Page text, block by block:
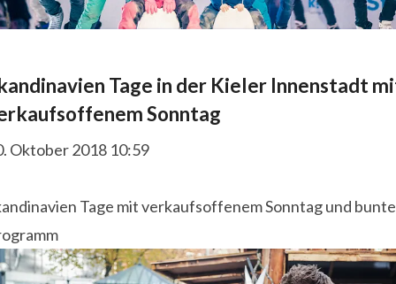
Tage in der Kieler Innenstadt
Sonntag
Oktober 2018 10:59
Tage mit verkaufsoffenem Sonntag und